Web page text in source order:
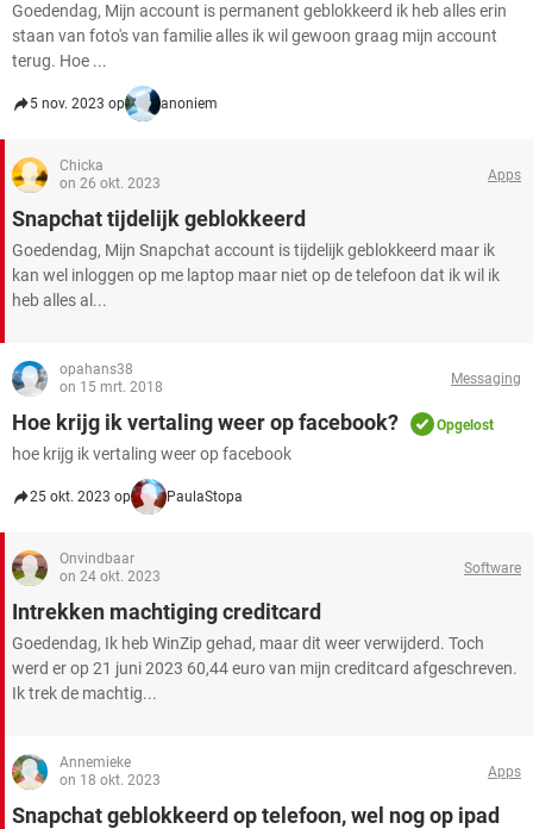
Goedendag, Mijn account is permanent geblokkeerd ik heb alles erin
staan van foto's van familie alles ik wil gewoon graag mijn account
terug. Hoe ...
5 nov. 2023 op anoniem
Chicka
on 26 okt. 2023
Apps
Snapchat tijdelijk geblokkeerd
Goedendag, Mijn Snapchat account is tijdelijk geblokkeerd maar ik
kan wel inloggen op me laptop maar niet op de telefoon dat ik wil ik
heb alles al...
opahans38
on 15 mrt. 2018
Messaging
Hoe krijg ik vertaling weer op facebook? Opgelost
hoe krijg ik vertaling weer op facebook
25 okt. 2023 op PaulaStopa
Onvindbaar
on 24 okt. 2023
Software
Intrekken machtiging creditcard
Goedendag, Ik heb WinZip gehad, maar dit weer verwijderd. Toch
werd er op 21 juni 2023 60,44 euro van mijn creditcard afgeschreven.
Ik trek de machtig...
Annemieke
on 18 okt. 2023
Apps
Snapchat geblokkeerd op telefoon, wel nog op ipad